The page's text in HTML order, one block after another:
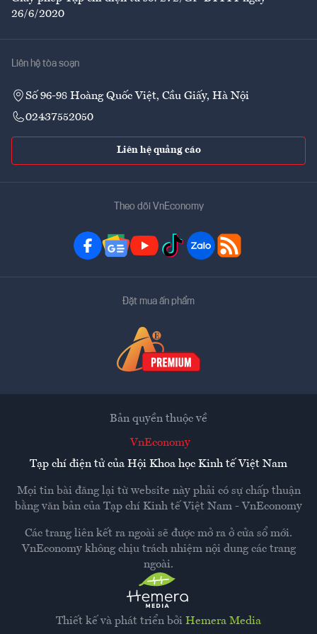
26/6/2020
Liên hệ tòa soạn
Số 96-98 Hoàng Quốc Việt, Cầu Giấy, Hà Nội
02437552050
Liên hệ quảng cáo
Theo dõi VnEconomy
Đặt mua ấn phẩm
Thiết kế và phát triển bởi Hemera Media
Bản quyền thuộc về
VnEconomy
Tạp chí điện tử của Hội Khoa học Kinh tế Việt Nam
Mọi tin bài đăng lại từ website này phải có sự chấp thuận
bằng văn bản của Tạp chí Kinh tế Việt Nam - VnEconomy
Các trang liên kết ra ngoài sẽ được mở ra ở cửa sổ mới.
VnEconomy không chịu trách nhiệm nội dung các trang
ngoài.